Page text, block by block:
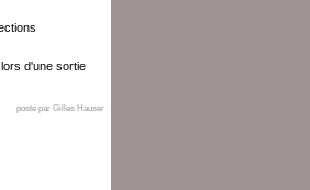
d'une sortie
posté par Gilles Hauser